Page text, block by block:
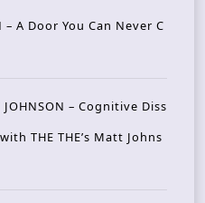
– A Door You Can Never C
JOHNSON – Cognitive Diss
THE THE’s Matt Johns